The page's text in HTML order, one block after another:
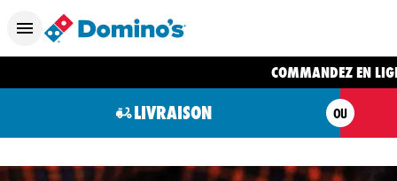
COMMANDEZ EN
LIVRAISON OU